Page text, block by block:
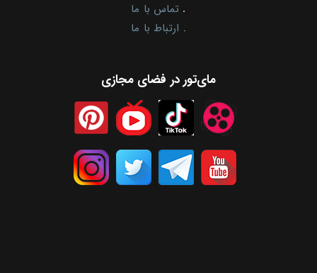
. تماس با ما
. ارتباط با ما
مای‌تور در فضای مجازی